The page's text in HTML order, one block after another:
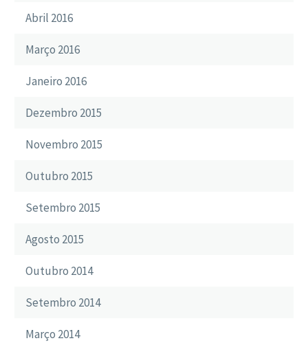
Abril 2016
Março 2016
Janeiro 2016
Dezembro 2015
Novembro 2015
Outubro 2015
Setembro 2015
Agosto 2015
Outubro 2014
Setembro 2014
Março 2014